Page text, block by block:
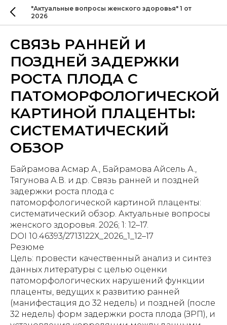
"Актуальные вопросы женского здоровья" 1 от
2026
СВЯЗЬ РАННЕЙ И
ПОЗДНЕЙ ЗАДЕРЖКИ
РОСТА ПЛОДА С
ПАТОМОРФОЛОГИЧЕСКОЙ
КАРТИНОЙ ПЛАЦЕНТЫ:
СИСТЕМАТИЧЕСКИЙ
ОБЗОР
Байрамова Асмар А., Байрамова Айсель А.,
Тягунова А.В. и др. Связь ранней и поздней
задержки роста плода с
патоморфологической картиной плаценты:
систематический обзор. Актуальные вопросы
женского здоровья. 2026; 1: 12–17.
DOI 10.46393/2713122Х_2026_1_12–17
Резюме
Цель: провести качественный анализ и синтез
данных литературы с целью оценки
патоморфологических нарушений функции
плаценты, ведущих к развитию ранней
(манифестация до 32 недель) и поздней (после
32 недель) форм задержки роста плода (ЗРП), и